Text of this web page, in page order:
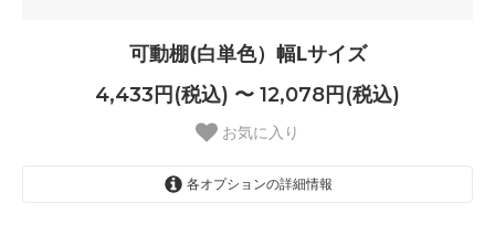
可動棚(白単色）幅Lサイズ
4,433円(税込) 〜 12,078円(税込)
お気に入り
各オプションの詳細情報